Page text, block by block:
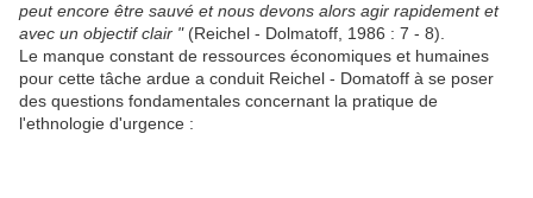
peut encore être sauvé et nous devons alors agir rapidement et
avec un objectif clair " (Reichel - Dolmatoff, 1986 : 7 - 8).
Le manque constant de ressources économiques et humaines
pour cette tâche ardue a conduit Reichel - Domatoff à se poser
des questions fondamentales concernant la pratique de
l'ethnologie d'urgence :